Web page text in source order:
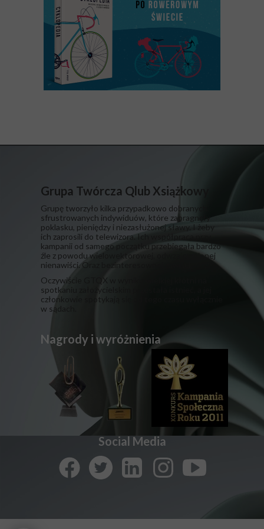
Grupa Twórcza Qlub Xsiążkowy
Grupę tworzyło kilka przypadkowo dobranych,
sfrustrowanych indywiduów, które zapragnęły
poklasku, pieniędzy i niezasłużonej sławy. I żeby
ich zaprosili do telewizora. Ich współpraca przy
kampanii od samego początku przebiegała bardzo
źle z powodu wielowektorowej, odwzajemnionej
nienawiści. Oraz bezinteresownej zawiści.
​Oczywiście GTQX w wyniku wielkiej kłótni na
spotkaniu założycielskim przestała istnieć, a jej
członkowie spotykają się od tego czasu wyłącznie
w sądach.
Social Media
Nagrody i wyróżnienia